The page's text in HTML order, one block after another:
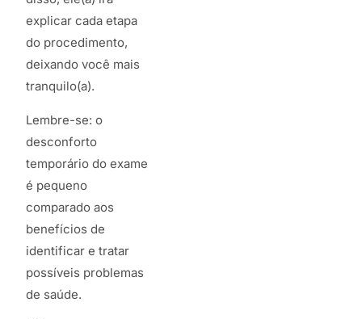
explicar cada etapa
do procedimento,
deixando você mais
tranquilo(a).
Lembre-se: o
desconforto
temporário do exame
é pequeno
comparado aos
benefícios de
identificar e tratar
possíveis problemas
de saúde.